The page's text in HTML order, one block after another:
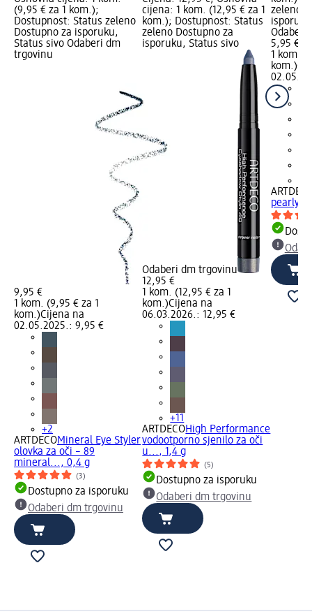
(9,95 € za 1 kom.);
Dostupnost: Status zeleno
Dostupno za isporuku,
Status sivo Odaberi dm
trgovinu
9,95 €
1 kom. (9,95 € za 1
kom.)Cijena na
02.05.2025.: 9,95 €
+2
ARTDECOMineral Eye Styler
olovka za oči – 89
mineral..., 0,4 g
(3)
Dostupno za isporuku
Odaberi dm trgovinu
cijena: 1 kom. (12,95 € za 1
kom.); Dostupnost: Status
zeleno Dostupno za
isporuku, Status sivo
Odaberi dm trgovinu
12,95 €
1 kom. (12,95 € za 1
kom.)Cijena na
06.03.2026.: 12,95 €
+11
ARTDECOHigh Performance
vodootporno sjenilo za oči
u..., 1,4 g
(5)
Dostupno za isporuku
Odaberi dm trgovinu
zeleno
Odaberi
5,95 €
1 kom.
kom.)
pearly